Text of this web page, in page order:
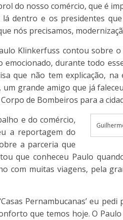
do nosso comércio, que é
dentro e os presidentes
nós precisamos,
Klinkerfuss contou sobre
emocionado, durante todo
que não tem explicação,
um grande amigo que já
de Bombeiros para a
e do comércio,
a reportagem do
a parceria que
que conheceu Paulo
com muitas viagens, pela
Pernambucanas’ eu
que temos hoje. O